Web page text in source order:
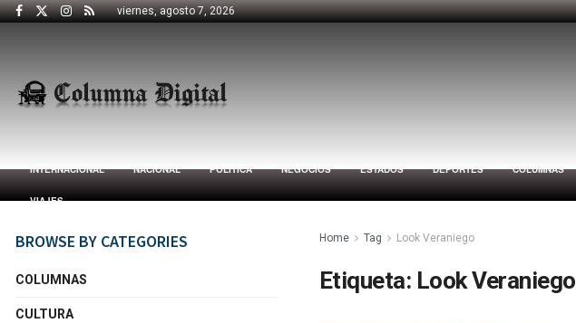
viernes, agosto 7, 2026
INTERNACIONAL NACIONAL POLÍTICA NEGOCIOS ESTADOS DEPORTES COLUMNAS
VIAJES
Home Tag Look Veraniego
Etiqueta: Look Veraniego
BROWSE BY CATEGORIES
COLUMNAS
CULTURA